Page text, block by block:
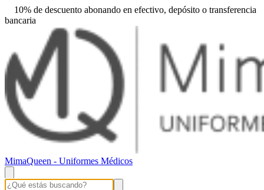
10% de descuento abonando en efectivo, depósito o transferencia
bancaria
MimaQueen - Uniformes Médicos